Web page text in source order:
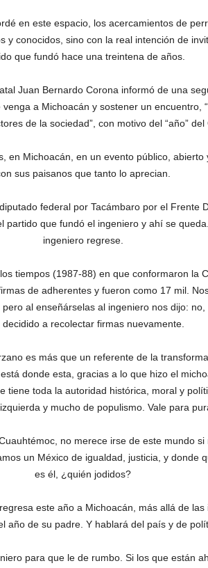
en este espacio, los acercamientos de
y conocidos, sino con la real intención de
que fundó hace una treintena de años.
Juan Bernardo Corona informó de una
a Michoacán y sostener un encuentro,
de la sociedad”, con motivo del “año” del
en Michoacán, en un evento público, abierto
sus paisanos que tanto lo aprecian.
federal por Tacámbaro por el Frente
partido que fundó el ingeniero y ahí se
ingeniero regrese.
tiempos (1987-88) en que conformaron la
de adherentes y fueron como 17 mil.
al enseñárselas al ingeniero nos dijo: no,
decidido a recolectar firmas nuevamente.
es más que un referente de la
donde esta, gracias a lo que hizo el
tiene toda la autoridad histórica, moral y
y mucho de populismo. Vale para
no merece irse de este mundo
un México de igualdad, justicia, y donde
es él, ¿quién jodidos?
este año a Michoacán, más allá de
año de su padre. Y hablará del país y de
para que le de rumbo. Si los que están